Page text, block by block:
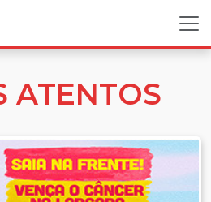
ATENTOS